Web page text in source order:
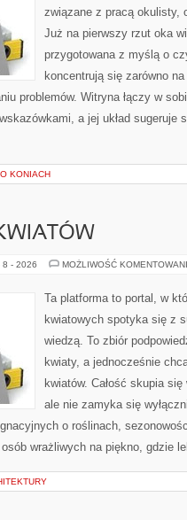
związane z pracą okulisty,
Już na pierwszy rzut oka
przygotowana z myślą o
koncentrują się zarówno
problemów. Witryna łączy w
a jej układ sugeruje
KONIACH
8 - 2026 MOŻLIWOŚĆ
Ta platforma to portal, w
kwiatowych spotyka się z
wiedzą. To zbiór
kwiaty, a jednocześnie
kwiatów. Całość skupia
ale nie zamyka się
o roślinach,
osób wrażliwych na piękno, gdzie